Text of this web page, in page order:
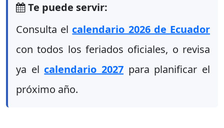
Te puede servir:
Consulta el calendario 2026 de Ecuador
con todos los feriados oficiales, o revisa
ya el calendario 2027 para planificar el
próximo año.